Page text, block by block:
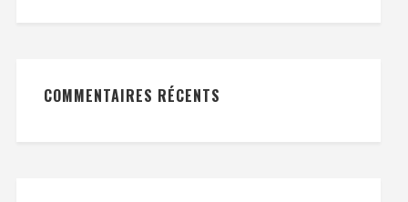
COMMENTAIRES RÉCENTS